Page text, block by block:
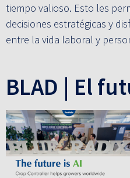
tiempo valioso. Esto les
decisiones estratégicas y
entre la vida laboral y
BLAD | El